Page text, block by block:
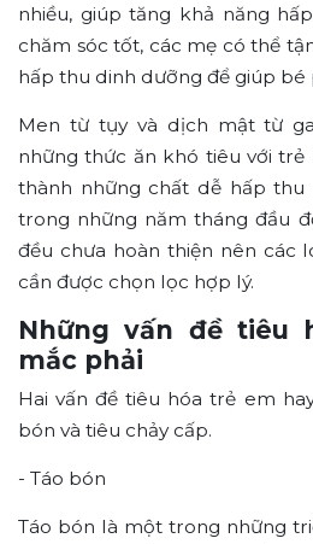
nhiều, giúp tăng khả năng
chăm sóc tốt, các mẹ có thể
hấp thu dinh dưỡng để giúp bé
Men từ tụy và dịch mật từ
những thức ăn khó tiêu với trẻ
thành những chất dễ hấp thu
trong những năm tháng đầu
đều chưa hoàn thiện nên các
cần được chọn lọc hợp lý.
Những vấn đề tiêu
mắc phải
Hai vấn đề tiêu hóa trẻ em
bón và tiêu chảy cấp.
- Táo bón
Táo bón là một trong những